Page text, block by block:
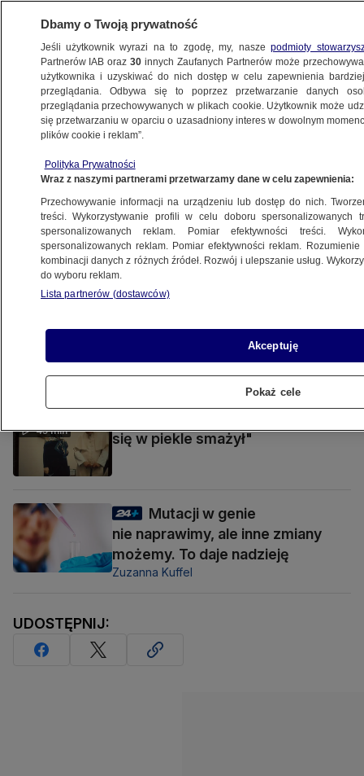
WARSZAWA
NAJNOWSZE
12.11.2010, 15:50
Udostępnij
ZOBACZ TAKŻE:
PREMIERA
TVN24
45 min
się w piekle smażył"
Mutacji w genie
nie naprawimy, ale inne zmiany
możemy. To daje nadzieję
Zuzanna Kuffel
UDOSTĘPNIJ:
Dbamy o Twoją prywatność
Jeśli użytkownik wyrazi na to zgodę, my, naszepodmioty
Partnerów IAB oraz30 innych Zaufanych Partnerów może
użytkownika i uzyskiwać do nich dostęp w celu zapewnienia
przeglądania. Odbywa się to poprzez przetwarzanie danych
przeglądania przechowywanych w plikach cookie. Użytkownik może
się przetwarzaniu w oparciu o uzasadniony interes w dowolnym
plików cookie i reklam”.
Polityka Prywatności
Wraz z naszymi partnerami przetwarzamy dane w celu zapewnienia:
Przechowywanie informacji na urządzeniu lub dostęp do nich.
treści. Wykorzystywanie profili w celu doboru spersonalizowanych
spersonalizowanych reklam. Pomiar efektywności treści.
spersonalizowanych reklam. Pomiar efektywności reklam.
kombinacji danych z różnych źródeł. Rozwój i ulepszanie usług.
do wyboru reklam.
Lista partnerów (dostawców)
Akceptuję
Pokaż cele